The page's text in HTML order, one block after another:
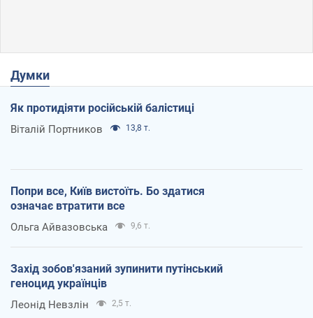
Думки
Як протидіяти російській балістиці
Віталій Портников 13,8 т.
Попри все, Київ вистоїть. Бо здатися
означає втратити все
Ольга Айвазовська 9,6 т.
Захід зобов'язаний зупинити путінський
геноцид українців
Леонід Невзлін 2,5 т.